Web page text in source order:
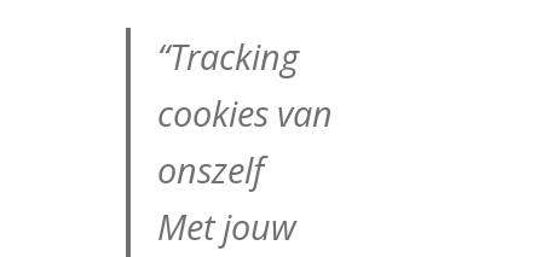
“Tracking
cookies van
onszelf
Met jouw